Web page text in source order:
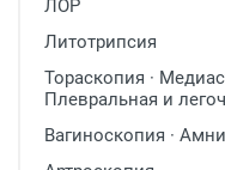
Лабораторное
ЛОР
Литотрипсия
Тораскопия ·
Плевральная и
Вагиноскопия ·